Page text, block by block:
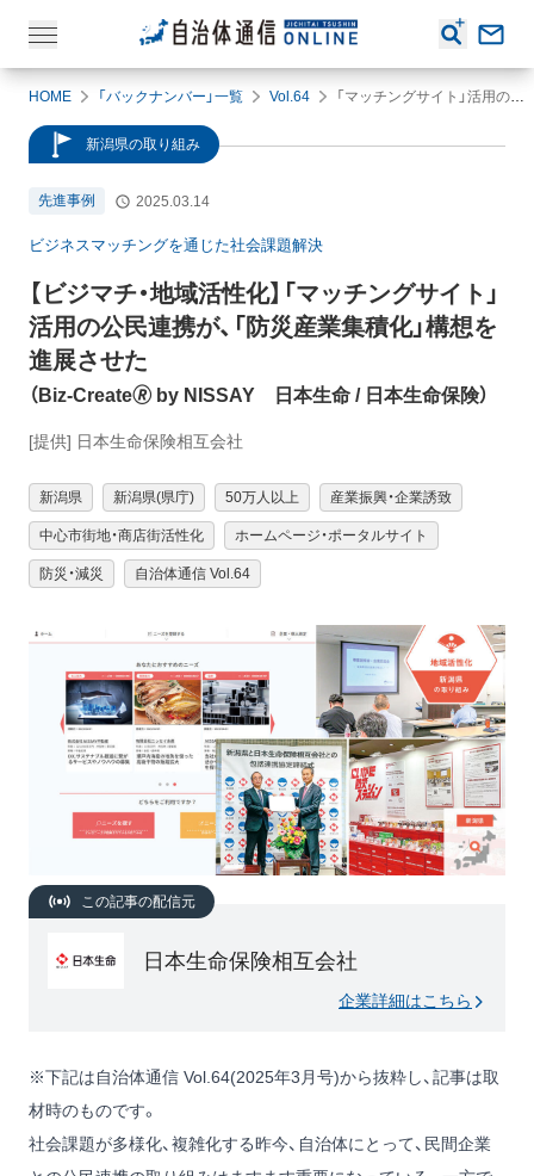
HOME 「バックナンバー」一覧 Vol.64 「マッチングサイト」活用の公民連携が、「防災産業集積化」構想を進展させた
新潟県の取り組み
先進事例 2025.03.14
ビジネスマッチングを通じた社会課題解決
【ビジマチ・地域活性化】 「マッチングサイト」
活用の公民連携が、「防災産業集積化」構想を
進展させた
（ Biz-Create🄬 by NISSAY 日本生命 / 日本生命保険）
[提供] 日本生命保険相互会社
新潟県 新潟県(県庁) 50万人以上 産業振興・企業誘致
中心市街地・商店街活性化 ホームページ・ポータルサイト
防災・減災 自治体通信 Vol.64
この記事の配信元
日本生命保険相互会社
企業詳細はこちら
※下記は自治体通信 Vol.64(2025年3月号)から抜粋し、記事は取
材時のものです。
社会課題が多様化、複雑化する昨今、自治体にとって、民間企業